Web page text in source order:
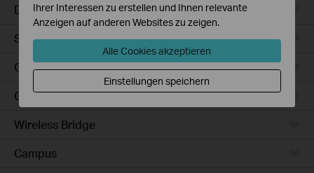
Desktop
Switches
Outdoor
Gateways
Wireless Bridge
Campus
Ihrer Interessen zu erstellen und Ihnen relevante
Anzeigen auf anderen Websites zu zeigen.
Alle Cookies akzeptieren
Einstellungen speichern